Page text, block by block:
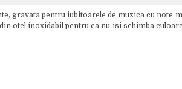
gravata pentru iubitoarele de muzica cu note
otel inoxidabil pentru ca nu isi schimba